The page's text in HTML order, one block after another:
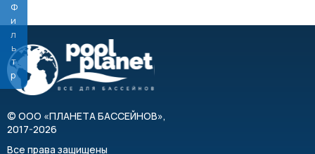
Фильтр
© ООО «ПЛАНЕТА БАССЕЙНОВ»,
2017-2026
Все права защищены